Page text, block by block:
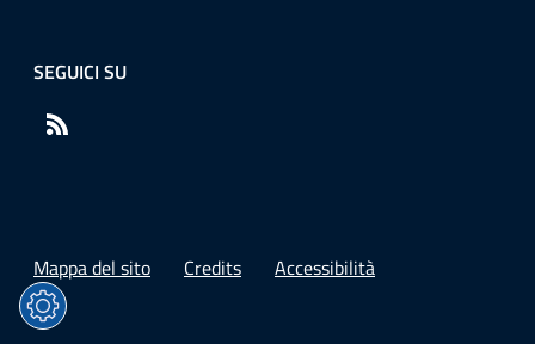
SEGUICI SU
Mappa del sito Credits Accessibilità